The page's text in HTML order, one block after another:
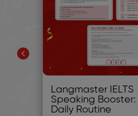
Langmaster IELTS
Speaking Booster:
Daily Routine